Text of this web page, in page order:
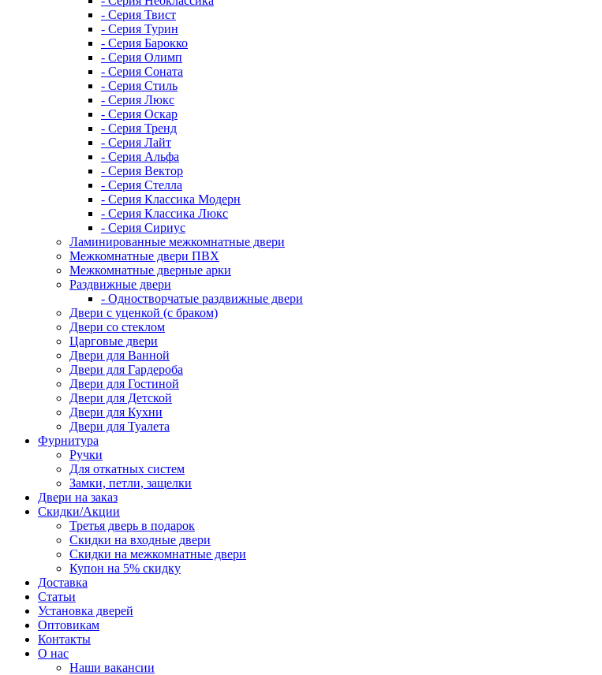
- Серия Твист
- Серия Турин
- Серия Барокко
- Серия Олимп
- Серия Соната
- Серия Стиль
- Серия Люкс
- Серия Оскар
- Серия Тренд
- Серия Лайт
- Серия Альфа
- Серия Вектор
- Серия Стелла
- Серия Классика Модерн
- Серия Классика Люкс
- Серия Сириус
Ламинированные межкомнатные двери
Межкомнатные двери ПВХ
Межкомнатные дверные арки
Раздвижные двери
- Одностворчатые раздвижные двери
Двери с уценкой (с браком)
Двери со стеклом
Царговые двери
Двери для Ванной
Двери для Гардероба
Двери для Гостиной
Двери для Детской
Двери для Кухни
Двери для Туалета
Фурнитура
Ручки
Для откатных систем
Замки, петли, защелки
Двери на заказ
Скидки/Акции
Третья дверь в подарок
Скидки на входные двери
Скидки на межкомнатные двери
Купон на 5% скидку
Доставка
Статьи
Установка дверей
Оптовикам
Контакты
О нас
Наши вакансии